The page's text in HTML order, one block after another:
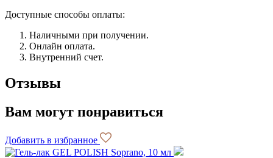
Доступные способы оплаты:
Наличными при получении.
Онлайн оплата.
Внутренний счет.
Отзывы
Вам могут понравиться
Добавить в избранное